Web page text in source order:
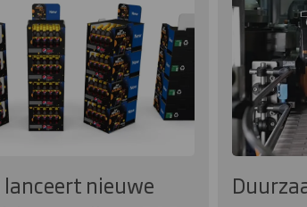
lanceert nieuwe